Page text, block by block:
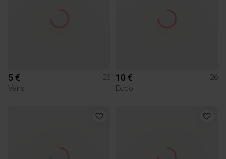
5 €
26
Vans
10 €
26
Ecco